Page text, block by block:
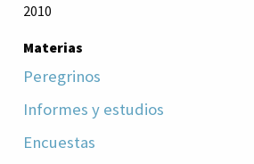
2010
Materias
Peregrinos
Informes y estudios
Encuestas